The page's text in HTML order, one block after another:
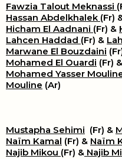
Fawzia Talout Meknassi
Hassan Abdelkhalek (Fr)
Hicham El Aadnani (Fr) &
Lahcen Haddad (Fr) &
Marwane El Bouzdaini
Mohamed El Ouardi (Fr) &
Mohamed Yasser
Mouline (Ar)
Mustapha Sehimi (Fr) &
Naïm Kamal (Fr) & Naïm
Najib Mikou (Fr) & Najib